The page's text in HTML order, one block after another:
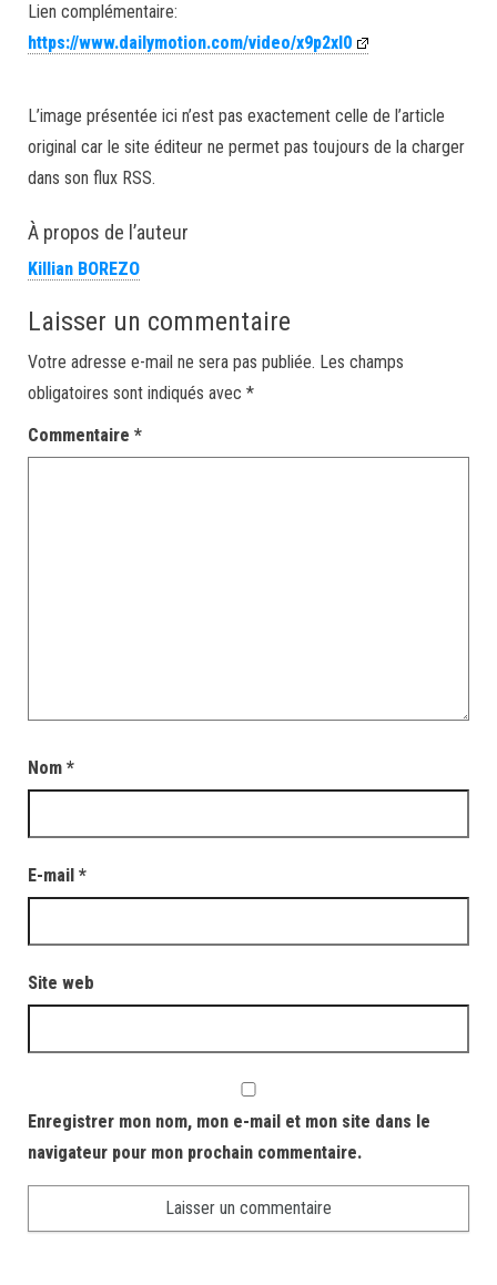
Lien complémentaire:
https://www.dailymotion.com/video/x9p2xl0
L’image présentée ici n’est pas exactement celle de l’article
original car le site éditeur ne permet pas toujours de la charger
dans son flux RSS.
À propos de l’auteur
Killian BOREZO
Laisser un commentaire
Votre adresse e-mail ne sera pas publiée. Les champs
obligatoires sont indiqués avec *
Commentaire *
Nom *
E-mail *
Site web
Enregistrer mon nom, mon e-mail et mon site dans le
navigateur pour mon prochain commentaire.